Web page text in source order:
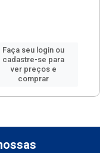
Faça seu login ou
cadastre-se para
ver preços e
comprar